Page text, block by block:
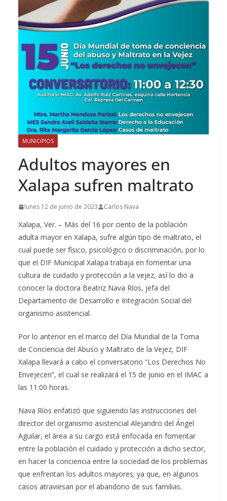
MUNICIPIOS
Adultos mayores en
Xalapa sufren maltrato
lunes 12 de junio de 2023 Carlos Nava
Xalapa, Ver. – Más del 16 por ciento de la población
adulta mayor en Xalapa, sufre algún tipo de maltrato, el
cual puede ser físico, psicológico o discriminación, por lo
que el DIF Municipal Xalapa trabaja en fomentar una
cultura de cuidado y protección a la vejez, así lo dio a
conocer la doctora Beatriz Nava Ríos, jefa del
Departamento de Desarrollo e Integración Social del
organismo asistencial.
Por lo anterior en el marco del Día Mundial de la Toma
de Conciencia del Abuso y Maltrato de la Vejez, DIF
Xalapa llevará a cabo el conversatorio “Los Derechos No
Envejecen”, el cual se realizará el 15 de junio en el IMAC a
las 11:00 horas.
Nava Ríos enfatizó que siguiendo las instrucciones del
director del organismo asistencial Alejandro del Ángel
Aguilar, el área a su cargo está enfocada en fomentar
entre la población el cuidado y protección a dicho sector,
en hacer la conciencia entre la sociedad de los problemas
que enfrentan los adultos mayores; ya que, en algunos
casos atraviesan por el abandono de sus familias.